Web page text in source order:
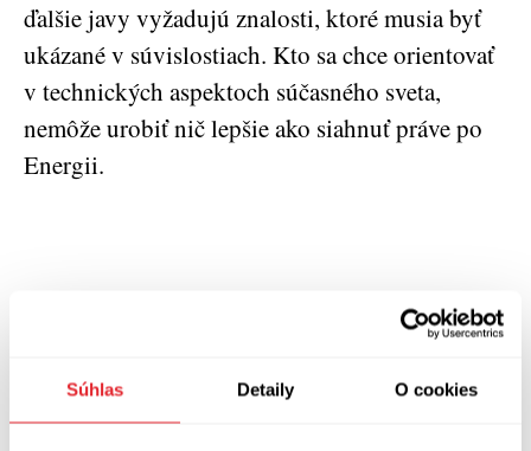
Súhlas Detaily O cookies
ďalšie javy vyžadujú znalosti, ktoré musia byť
ukázané v súvislostiach. Kto sa chce orientovať
v technických aspektoch súčasného sveta,
nemôže urobiť nič lepšie ako siahnuť práve po
Energii.
Vaclav Smil: Energie. Průvodce pro začátečníky
Kniha Zlín 2018